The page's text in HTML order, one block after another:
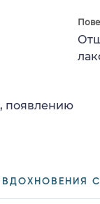
появлению
С